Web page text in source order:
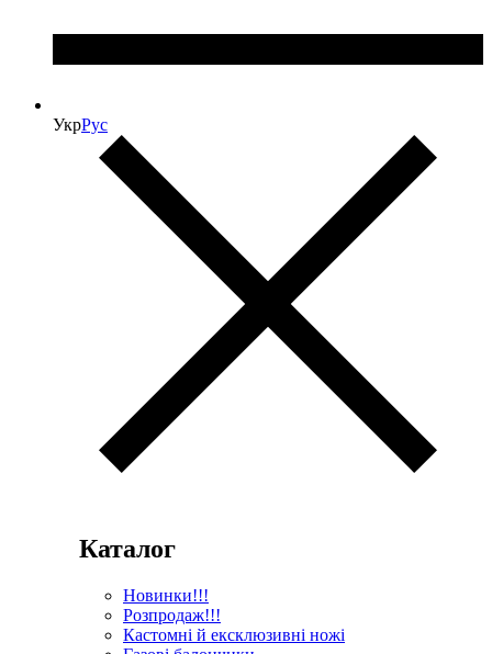
УкрРус
Каталог
Новинки!!!
Розпродаж!!!
Кастомні й ексклюзивні ножі